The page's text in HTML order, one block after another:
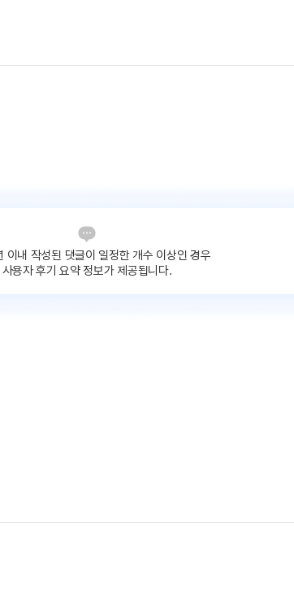
이내 작성된 댓글이 일정한 개수 이상인 경우
사용자 후기 요약 정보가 제공됩니다.